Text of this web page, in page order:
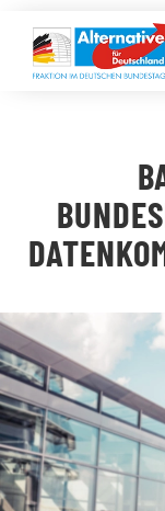
Inhalt
springen
LANDESGRUPPEN
PRESSE
STELLENPORTAL
MEDIATHEK